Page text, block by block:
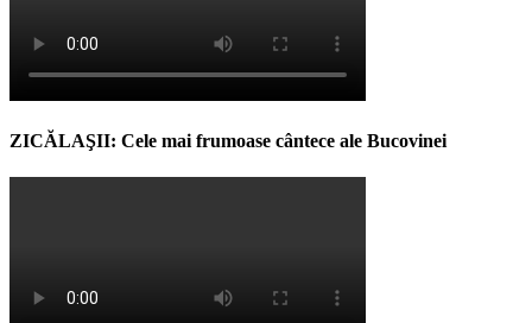
ZICĂLAŞII: Cele mai frumoase cântece ale Bucovinei